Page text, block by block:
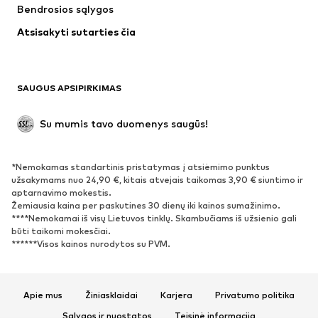
Apatiniai
Paltai
Proginiai
Išskirtiniai
BATAI
Naujienos
Sportbačiai
Aulinukai
Batai su kulniukais
Auliniai batai
Įsispiriami bateliai
Šlepetės
Bendrosios sąlygos
Atsisakyti sutarties čia
SAUGUS APSIPIRKIMAS
Su mumis tavo duomenys saugūs!
*Nemokamas standartinis pristatymas į atsiėmimo punktus
užsakymams nuo 24,90 €, kitais atvejais taikomas 3,90 € siuntimo ir
aptarnavimo mokestis.
Žemiausia kaina per paskutines 30 dienų iki kainos sumažinimo.
****Nemokamai iš visų Lietuvos tinklų. Skambučiams iš užsienio gali
būti taikomi mokesčiai.
******Visos kainos nurodytos su PVM.
Apie mus Žiniasklaidai Karjera
Privatumo politika
Sąlygos ir nuostatos
Teisinė informacija